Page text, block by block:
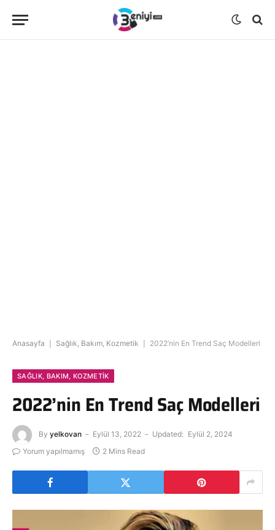
Anasayfa Sağlık, Bakım, Kozmetik 2022’nin En Trend Saç Modelleri
SAĞLIK, BAKIM, KOZMETIK
2022’nin En Trend Saç Modelleri
By yelkovan Eylül 13, 2022 Updated: Eylül 2, 2024
Yorum yapılmamış
2 Mins Read